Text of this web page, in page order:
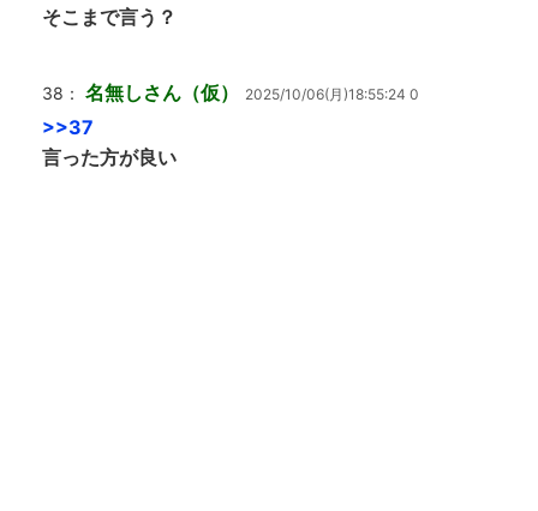
そこまで言う？
38： 名無しさん（仮） 2025/10/06(月)18:55:24 0
>>37
言った方が良い